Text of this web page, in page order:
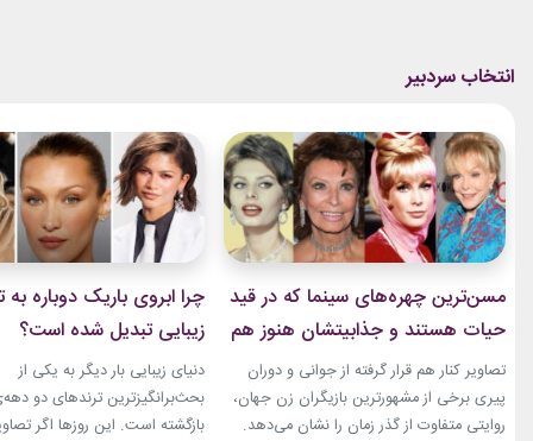
مسن‌ترین چهره‌های سینما که در قید
حیات هستند و جذابیتشان هنوز هم
باقیست!
تصاویر کنار هم قرار گرفته از جوانی و دوران
پیری برخی از مشهورترین بازیگران زن جهان،
روایتی متفاوت از گذر زمان را نشان می‌دهد.
چرا ابروی باریک دوباره به
زیبایی تبدیل شده است؟
دنیای زیبایی بار دیگر به یکی از
بحث‌برانگیزترین ترندهای دو
بازگشته است. این روزها اگر